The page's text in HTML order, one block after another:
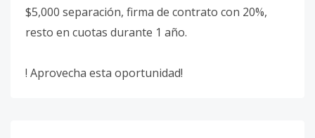
$5,000 separación, firma de contrato con 20%,
resto en cuotas durante 1 año.
! Aprovecha esta oportunidad!